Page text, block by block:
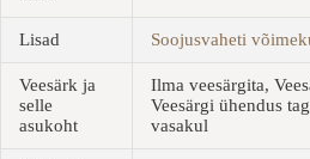
Lisad Soojusvaheti
Veesärk ja
selle
asukoht
Ilma veesärgita,
Veesärgi ühendus
vasakul